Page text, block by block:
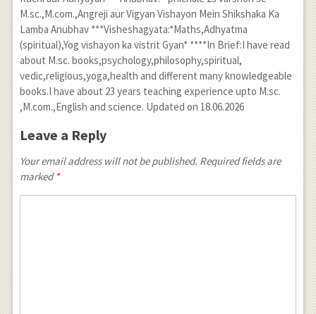
M.sc.,M.com.,Angreji aur Vigyan Vishayon Mein Shikshaka Ka
Lamba Anubhav ***Visheshagyata:*Maths,Adhyatma
(spiritual),Yog vishayon ka vistrit Gyan* ****In Brief:I have read
about M.sc. books,psychology,philosophy,spiritual,
vedic,religious,yoga,health and different many knowledgeable
books.I have about 23 years teaching experience upto M.sc.
,M.com.,English and science. Updated on 18.06.2026
Leave a Reply
Your email address will not be published. Required fields are
marked *